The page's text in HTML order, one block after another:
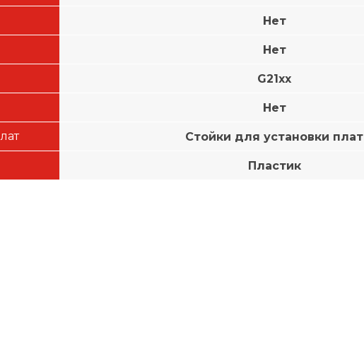
Нет
Нет
G21xx
Нет
Стойки для установки плат
Пластик